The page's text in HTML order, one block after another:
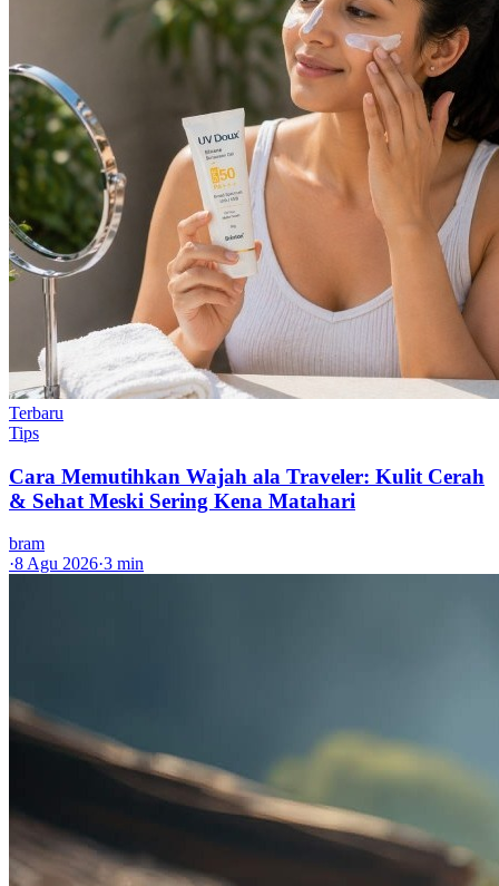
Terbaru
Tips
Cara Memutihkan Wajah ala Traveler: Kulit Cerah
& Sehat Meski Sering Kena Matahari
bram
·8 Agu 2026·3 min